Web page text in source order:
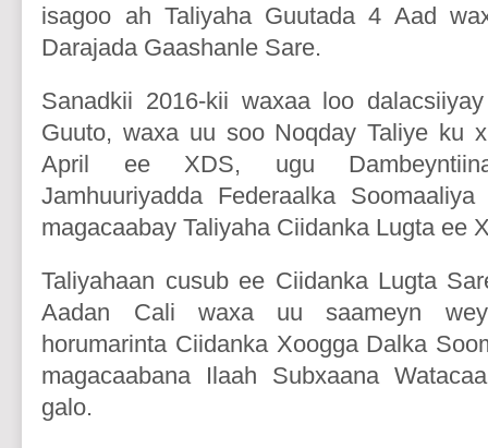
isagoo ah Taliyaha Guutada 4 Aad
Darajada Gaashanle Sare.
Sanadkii 2016-kii waxaa loo
Guuto, waxa uu soo Noqday Taliye ku
April ee XDS, ugu Dambeyntiina
Jamhuuriyadda Federaalka
magacaabay Taliyaha Ciidanka Lugta ee
Taliyahaan cusub ee Ciidanka Lugta
Aadan Cali waxa uu saameyn
horumarinta Ciidanka Xoogga Dalka
magacaabana Ilaah Subxaana
galo.